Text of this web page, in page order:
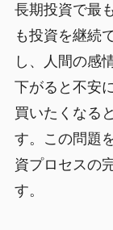
長期投資で最
も投資を継続
し、人間の感
下がると不安
買いたくなる
す。この問題
資プロセスの
す。